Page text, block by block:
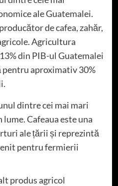
ale Guatemalei.
de cafea, zahăr,
Agricultura
din PIB-ul Guatemalei
aproximativ 30%
dintre cei mai mari
Cafeaua este una
ale țării și reprezintă
pentru fermierii
produs agricol